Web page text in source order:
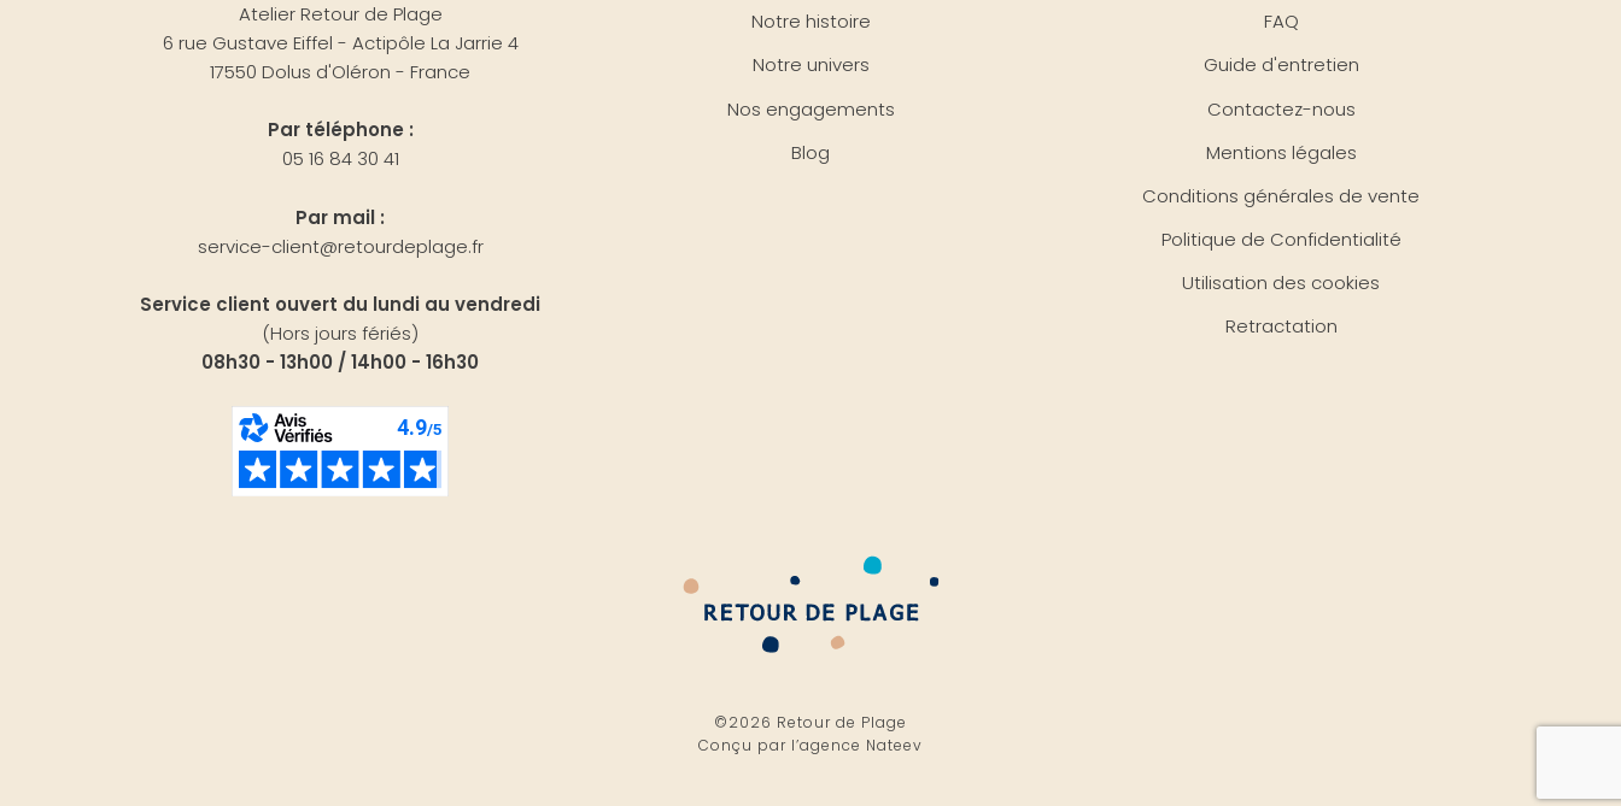
Atelier Retour de Plage
6 rue Gustave Eiffel - Actipôle La Jarrie 4
17550 Dolus d'Oléron - France
Par téléphone :
05 16 84 30 41
Par mail :
service-client@retourdeplage.fr
Service client ouvert du lundi au vendredi
(Hors jours fériés)
08h30 - 13h00 / 14h00 - 16h30
Notre histoire
Notre univers
Nos engagements
Blog
FAQ
Guide d'entretien
Contactez-nous
Mentions légales
Conditions générales de vente
Politique de Confidentialité
Utilisation des cookies
Retractation
©2026 Retour de Plage
Conçu par l’agence Nateev